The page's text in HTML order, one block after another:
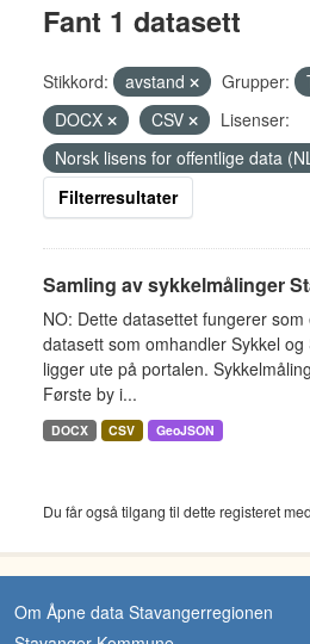
Fant 1 datasett
Stikkord: avstand Grupper:
DOCX
CSV
Lisenser:
Norsk lisens for offentlige data
Filterresultater
Samling av sykkelmålinger
NO: Dette datasettet fungerer
datasett som omhandler Sykkel
ligger ute på portalen.
Første by i...
DOCX CSV GeoJSON
Du får også tilgang til dette registeret med
Om Åpne data Stavangerregionen